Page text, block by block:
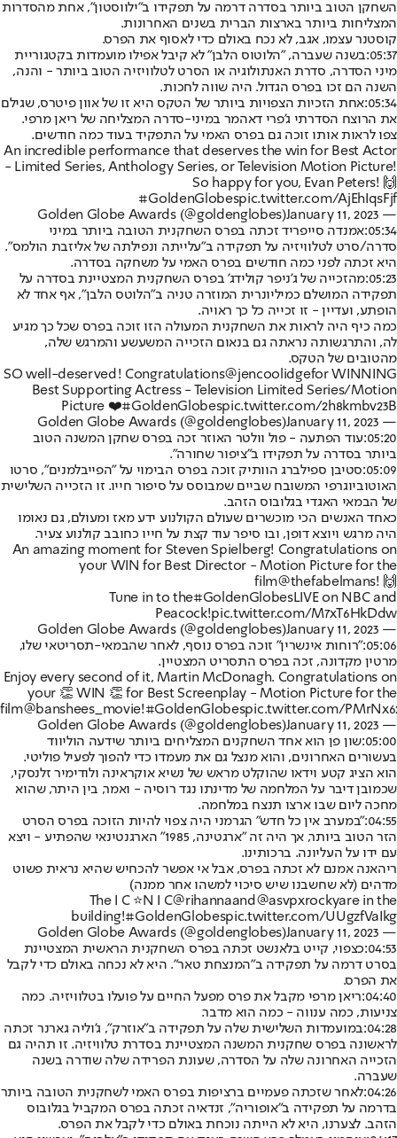
השחקן הטוב ביותר בסדרה דרמה על תפקידו ב"ילווסטון", אחת מהסדרות
המצליחות ביותר בארצות הברית בשנים האחרונות.
קוסטנר עצמו, אגב, לא נכח באולם כדי לאסוף את הפרס.
05:37: בשנה שעברה, "הלוטוס הלבן" לא קיבל אפילו מועמדות בקטגוריית
מיני הסדרה, סדרת האנתולוגיה או הסרט לטלוויזיה הטוב ביותר - והנה,
השנה הם זכו בפרס הגדול. היה שווה לחכות.
05:34: אחת הזכיות הצפויות ביותר של הטקס היא זו של אוון פיטרס, שגילם
את הרוצח הסדרתי ג'פרי דאהמר במיני-סדרה המצליחה של ריאן מרפי.
צפו לראות אותו זוכה גם בפרס האמי על התפקיד בעוד כמה חודשים.
An incredible performance that deserves the win for Best Actor
- Limited Series, Anthology Series, or Television Motion Picture!
So happy for you, Evan Peters! 🙌
#GoldenGlobespic.twitter.com/AjEhIqsFjf
— Golden Globe Awards (@goldenglobes)
January 11, 2023
05:34: אמנדה סייפריד זכתה בפרס השחקנית הטובה ביותר במיני
סדרה/סרט לטלוויזיה על תפקידה ב"עלייתה ונפילתה של אליזבת הולמס".
היא זכתה לפני כמה חודשים בפרס האמי על משחקה בסדרה.
05:23: מהזכייה של ג'ניפר קולידג' בפרס השחקנית המצטיינת בסדרה על
תפקידה המושלם כמיליונרית המוזרה טניה ב"הלוטס הלבן", אף אחד לא
הופתע, ועדיין - זו זכייה כל כך ראויה.
כמה כיף היה לראות את השחקנית המעולה הזו זוכה בפרס שכל כך מגיע
לה, והתרגשותה נראתה גם בנאום הזכייה המשעשע והמרגש שלה,
מהטובים של הטקס.
SO well-deserved! Congratulations@jencoolidgefor WINNING
Best Supporting Actress - Television Limited Series/Motion
Picture ❤️#GoldenGlobespic.twitter.com/2h8kmbv23B
— Golden Globe Awards (@goldenglobes)
January 11, 2023
05:20: עוד הפתעה - פול וולטר האוזר זכה בפרס שחקן המשנה הטוב
ביותר בסדרה על תפקידו ב"ציפור שחורה".
05:09: סטיבן ספילברג הוותיק זוכה בפרס הבימוי על "הפייבלמנים", סרטו
האוטוביוגרפי המשובח שביים שמבוסס על סיפור חייו. זו הזכייה השלישית
של הבמאי האגדי בגלובוס הזהב.
כאחד האנשים הכי מוכשרים שעולם הקולנוע ידע מאז ומעולם, גם נאומו
היה מרגש ויוצא דופן, ובו סיפר עוד קצת על חייו כחובב קולנוע צעיר.
An amazing moment for Steven Spielberg! Congratulations on
your WIN for Best Director - Motion Picture for the
film@thefabelmans! 🙌
Tune in to the#GoldenGlobesLIVE on NBC and
Peacock!pic.twitter.com/M7xT6HkDdw
— Golden Globe Awards (@goldenglobes)
January 11, 2023
05:06: "רוחות אינשרין" זוכה בפרס נוסף, לאחר שהבמאי-תסריטאי שלו,
מרטין מקדונה, זכה בפרס התסריט המצטיין.
Enjoy every second of it, Martin McDonagh. Congratulations on
your 👏 WIN 👏 for Best Screenplay - Motion Picture for the
film@banshees_movie!#GoldenGlobespic.twitter.com/
— Golden Globe Awards (@goldenglobes)
January 11, 2023
05:00: שון פן הוא אחד השחקנים המצליחים ביותר שידעה הוליווד
בעשורים האחרונים, והוא מנצל גם את מעמדו כדי להפוך לפעיל פוליטי.
הוא הציג קטע וידאו שהוקלט מראש של נשיא אוקראינה ולודימיר זלנסקי,
שכמובן דיבר על המלחמה של מדינתו נגד רוסיה - ואמר, בין היתר, שהוא
מחכה ליום שבו ארצו תנצח במלחמה.
04:55: "במערב אין כל חדש" הגרמני היה צפוי להיות הזוכה בפרס הסרט
הזר הטוב ביותר, אך היה זה "ארגטינה, 1985" הארגנטינאי שהפתיע - ויצא
עם ידו על העליונה. ברכותינו.
ריהאנה אמנם לא זכתה בפרס, אבל אי אפשר להכחיש שהיא נראית פשוט
מדהים (לא שחשבנו שיש סיכוי למשהו אחר ממנה)
The I C ⭐N I C@rihannaand@asvpxrockyare in the
building!#GoldenGlobespic.twitter.com/UUgzfVaIkg
— Golden Globe Awards (@goldenglobes)
January 11, 2023
04:53: כצפוי, קייט בלאנשט זכתה בפרס השחקנית הראשית המצטיינת
בסרט דרמה על תפקידה ב"המנצחת טאר". היא לא נכחה באולם כדי לקבל
את הפרס.
04:40: ריאן מרפי מקבל את פרס מפעל החיים על פועלו בטלוויזיה. כמה
צניעות, כמה ענווה - כמה הוא מדבר.
04:28: במועמדות השלישית שלה על תפקידה ב"אוזרק", ג'וליה גארנר זכתה
לראשונה בפרס שחקנית המשנה המצטיינת בסדרת טלוויזיה. זו תהיה גם
הזכייה האחרונה שלה על הסדרה, שעונת הפרידה שלה שודרה בשנה
שעברה.
04:26: לאחר שזכתה פעמיים ברציפות בפרס האמי לשחקנית הטובה ביותר
בדרמה על תפקידה ב"אופוריה", זנדאיה זכתה בפרס המקביל בגלובוס
הזהב. לצערנו, היא לא הייתה נוכחת באולם כדי לקבל את הפרס.